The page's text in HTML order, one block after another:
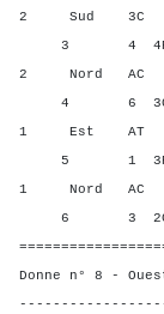
2 Sud
3 4
2 Nord
4 6
1 Est
5 1
1 Nord
6 3
Donne n° 8 -